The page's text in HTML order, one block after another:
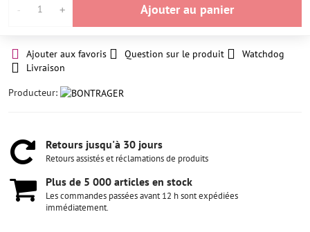
Ajouter au panier
Ajouter aux favoris Question sur le produit
Watchdog
Livraison
Producteur:
Retours jusqu'à 30 jours
Retours assistés et réclamations de produits
Plus de 5 000 articles en stock
Les commandes passées avant 12 h sont expédiées
immédiatement.